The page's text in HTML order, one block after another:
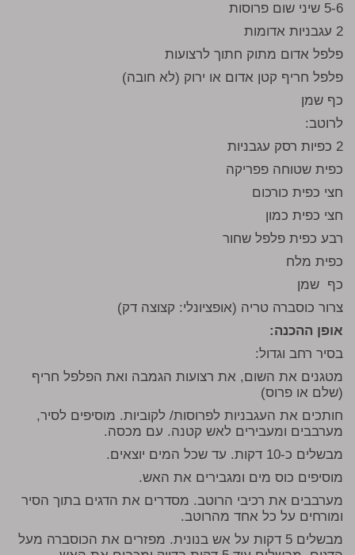
5-6 שיני שום פרוסות
2 עגבניות אדומות
פלפל אדום מתוק חתוך לרצועות
פלפל חריף קטן אדום או ירוק (לא חובה)
כף שמן
לרוטב:
2 כפיות רסק עגבניות
כפית שטוחה פפריקה
חצי כפית כורכום
חצי כפית כמון
רבע כפית פלפל שחור
כפית מלח
כף שמן
צרור כוסברה טריה (אופציונלי: קצוצה דק)
אופן ההכנה:
בסיר רחב וגדול:
מטגנים את השום, את רצועות הגמבה ואת הפלפל חריף
(שלם או פרוס)
חותכים את העגבניות לפרוסות/ לקוביות. מוסיפים לסיר,
מערבבים ומעבירים לאש קטנה. עם מכסה.
מבשלים כ-10 דקות. עד שכל המים יוצאים.
מוסיפים כוס מים ומגבירים את האש.
מערבבים את רכיבי הרוטב. מסדרים את הדגים בתוך הסיר
ומורחים על כל אחד מהרוטב.
מבשלים 5 דקות על אש בנונית. מפזרים את הכוסברה מעל